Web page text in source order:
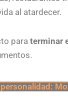
al atardecer.
para terminar